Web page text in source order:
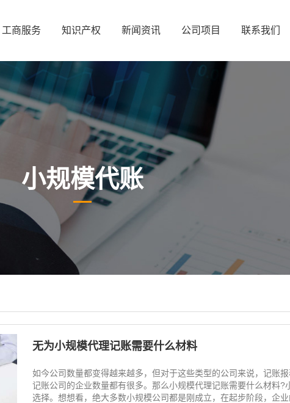
工商服务 知识产权 新闻资讯 公司项目 联系我们
小规模代账
无为小规模代理记账需要什么材料
如今公司数量都变得越来越多，但对于这些类型的公司来说，记账
记账公司的企业数量都有很多。那么小规模代理记账需要什么材料
选择。想想看，绝大多数小规模公司都是刚成立，在起步阶段，企业